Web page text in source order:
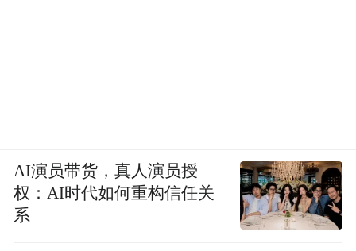
AI演员带货，真人演员授
权：AI时代如何重构信任关
系